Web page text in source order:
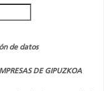
de datos
DE GIPUZKOA